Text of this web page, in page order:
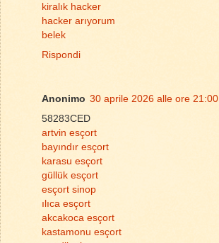
kiralık hacker
hacker arıyorum
belek
Rispondi
Anonimo 30 aprile 2026 alle ore 21:00
58283CED
artvin esçort
bayındır esçort
karasu esçort
güllük esçort
esçort sinop
ılıca esçort
akcakoca esçort
kastamonu esçort